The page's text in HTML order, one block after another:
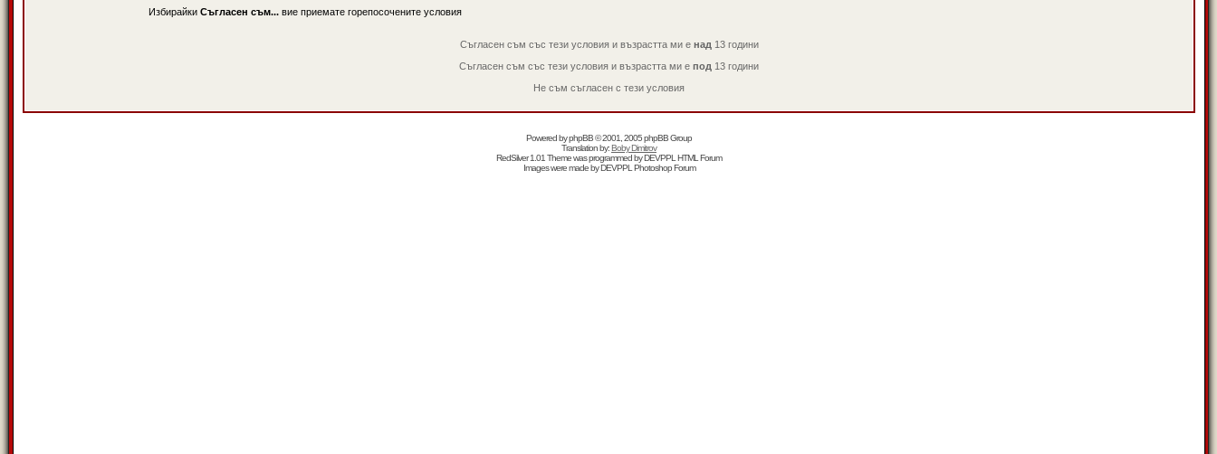
Избирайки Съгласен съм...вие приемате горепосочените условия
Съгласен съм със тези условия и възрастта ми е над 13 години
Съгласен съм със тези условия и възрастта ми е под 13 години
Не съм съгласен с тези условия
Powered byphpBB© 2001, 2005 phpBB Group
Translation by:Boby Dimitrov
RedSilver 1.01 Theme was programmed byDEVPPL HTML Forum
Images were made byDEVPPL Photoshop Forum